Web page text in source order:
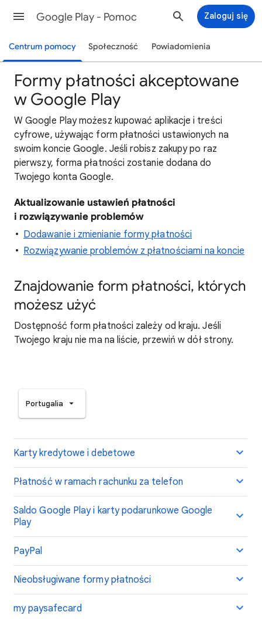
Google Play - Pomoc Zaloguj się
Centrum pomocy Społeczność Powiadomienia
Formy płatności akceptowane
w Google Play
W Google Play możesz kupować aplikacje i treści
cyfrowe, używając form płatności ustawionych na
swoim koncie Google. Jeśli robisz zakupy po raz
pierwszy, forma płatności zostanie dodana do
Twojego konta Google.
Aktualizowanie ustawień płatności
i rozwiązywanie problemów
Dodawanie i zmienianie formy płatności
Rozwiązywanie problemów z płatnościami na koncie
Znajdowanie form płatności, których
możesz użyć
Dostępność form płatności zależy od kraju. Jeśli
Twojego kraju nie ma na liście, przewiń w dół strony.
Portugalia
Karty kredytowe i debetowe
Płatność w ramach rachunku za telefon
Saldo Google Play i karty podarunkowe Google
Play
PayPal
Nieobsługiwane formy płatności
my paysafecard